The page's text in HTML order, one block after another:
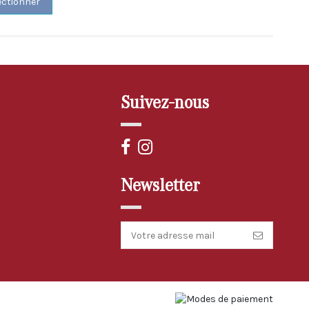
Suivez-nous
Newsletter